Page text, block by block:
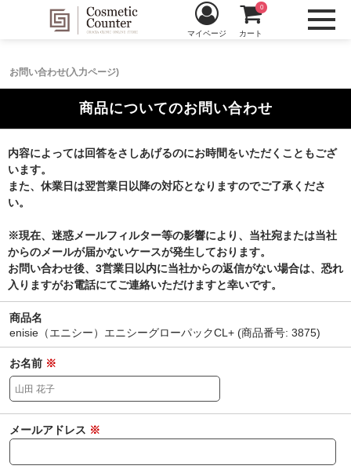
お問い合わせ(入力ページ)
マイページ カート
0
商品についてのお問い合わせ
内容によっては回答をさしあげるのにお時間をいただくこともござ
います。
また、休業日は翌営業日以降の対応となりますのでご了承くださ
い。
※現在、迷惑メールフィルター等の影響により、当社宛または当社
からのメールが届かないケースが発生しております。
お問い合わせ後、3営業日以内に当社からの返信がない場合は、恐れ
入りますがお電話にてご連絡いただけますと幸いです。
商品名
enisie（エニシー）エニシーグローパックCL+ (商品番号: 3875)
お名前 ※
メールアドレス ※